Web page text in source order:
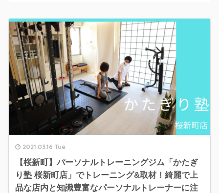
2021.03.16 Tue
【桜新町】パーソナルトレーニングジム「かたぎ
り塾 桜新町店」でトレーニング&取材！綺麗で上
品な店内と知識豊富なパーソナルトレーナーに注